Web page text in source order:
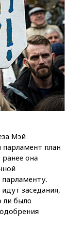
Мэй
парламент план
она
заседания,
ли было